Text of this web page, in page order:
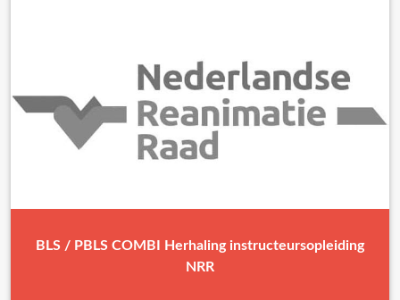
BLS / PBLS COMBI Herhaling instructeursopleiding
NRR